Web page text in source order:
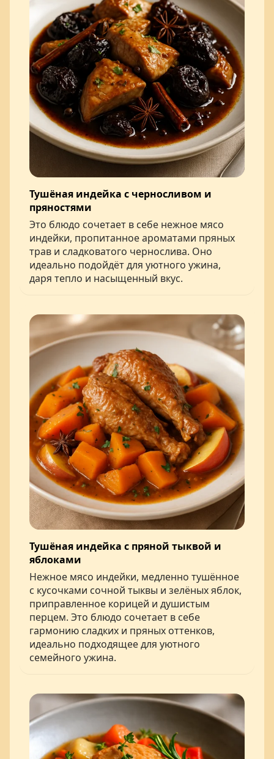
Тушёная индейка с черносливом и
пряностями
Это блюдо сочетает в себе нежное мясо
индейки, пропитанное ароматами пряных
трав и сладковатого чернослива. Оно
идеально подойдёт для уютного ужина,
даря тепло и насыщенный вкус.
Тушёная индейка с пряной тыквой и
яблоками
Нежное мясо индейки, медленно тушённое
с кусочками сочной тыквы и зелёных яблок,
приправленное корицей и душистым
перцем. Это блюдо сочетает в себе
гармонию сладких и пряных оттенков,
идеально подходящее для уютного
семейного ужина.